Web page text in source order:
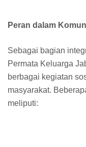
Peran dalam
Sebagai bagian
Permata Keluarga
berbagai kegiatan
masyarakat.
meliputi: